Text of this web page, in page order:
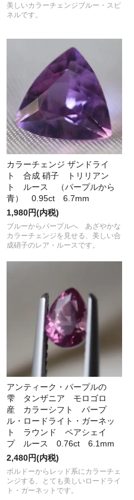
美しいカラーチェンジブルー・スピ
ネルです。
カラーチェンジ ザンドライ
ト 合成 硝子 トリリアン
ト ルース （パープルから
青） 0.95ct 6.7mm
1,980円(内税)
ブルーからパープルへ あざやかな
カラーチェンジを見せる、美しい合
成硝子のレア・ルースです。
アンティーク・パープルの
雫 タンザニア モロゴロ
産 カラーシフト パープ
ル・ロードライト・ガーネッ
ト ラウンド ペアシェイ
プ ルース 0.76ct 6.1mm
2,480円(内税)
ボルドーからレッド系にカラーチェ
ンジする、とても美しいロードライ
ト・ガーネットです。